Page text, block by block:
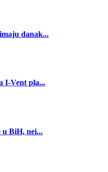
danak...
I-Vent pla...
u BiH, nei...